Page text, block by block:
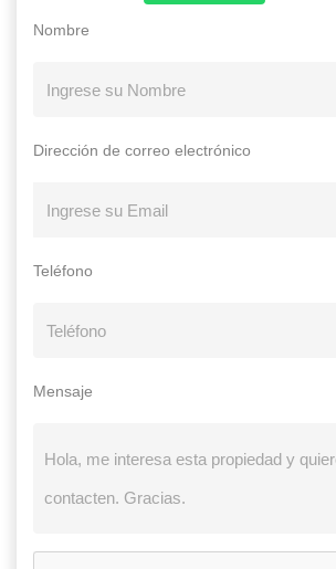
Nombre
Dirección de correo electrónico
Teléfono
Mensaje